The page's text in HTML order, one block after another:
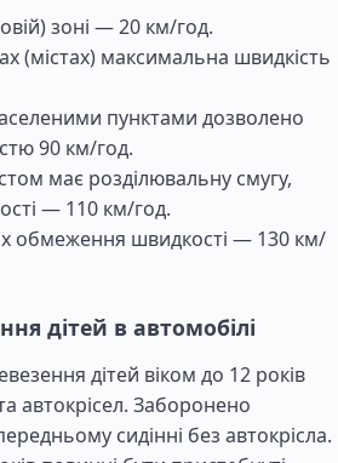
зоні — 20 км/год.
(містах) максимальна швидкість
пунктами дозволено
90 км/год.
має розділювальну смугу,
— 110 км/год.
обмеження швидкості — 130 км/
дітей в автомобілі
дітей віком до 12 років
автокрісел. Заборонено
сидінні без автокрісла.